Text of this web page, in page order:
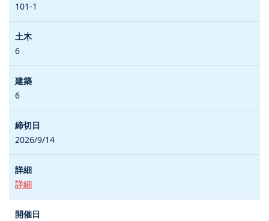
101-1
6
6
2026/9/14
詳細